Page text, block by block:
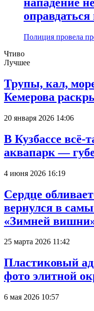
Полиция провела
Чтиво
Лучшее
Трупы, кал,
Кемерова
20 января 2026 14:06
В Кузбассе всё-
аквапарк —
4 июня 2026 16:19
Сердце
вернулся в
«Зимней
25 марта 2026 11:42
Пластиковый
фото элитной
6 мая 2026 10:57